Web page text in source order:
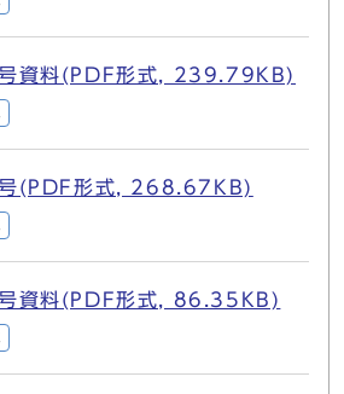
資料(PDF形式, 239.79KB)
(PDF形式, 268.67KB)
資料(PDF形式, 86.35KB)